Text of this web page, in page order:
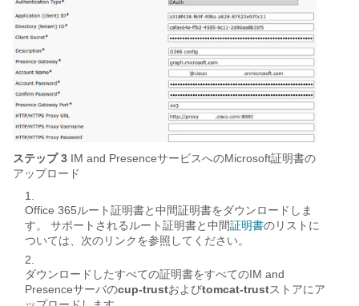
ステップ 3 IM and PresenceサービスへのMicrosoft証明書の
アップロード
Office 365ルート証明書と中間証明書をダウンロードしま
す。 サポートされるルート証明書と中間証明書のリストに
ついては、次のリンクを参照してください。
ダウンロードしたすべての証明書をすべてのIM and
Presenceサーバのcup-trustおよびtomcat-trustストアにア